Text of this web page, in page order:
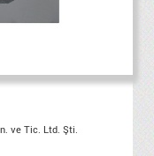
ve Tic. Ltd. Şti.